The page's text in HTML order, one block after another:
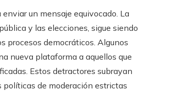
un mensaje equivocado. La
y las elecciones, sigue siendo
procesos democráticos. Algunos
nueva plataforma a aquellos que
Estos detractores subrayan
de moderación estrictas